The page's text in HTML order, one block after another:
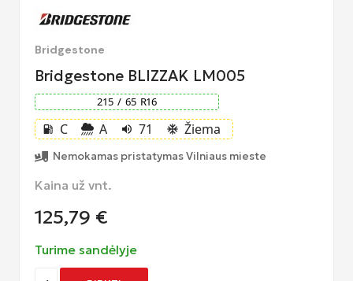
Bridgestone
Bridgestone BLIZZAK LM005
215 / 65 R16
local_gas_station C A volume_up 71 ac_unit Žiema
Nemokamas pristatymas Vilniaus mieste
Kaina už vnt.
125,79 €
Turime sandėlyje